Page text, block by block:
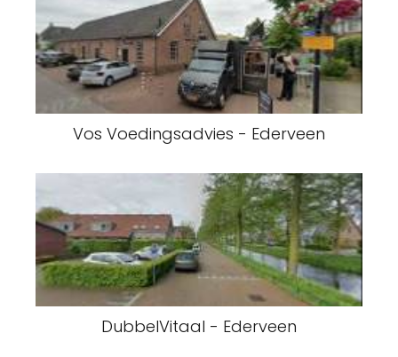
Vos Voedingsadvies - Ederveen
DubbelVitaal - Ederveen